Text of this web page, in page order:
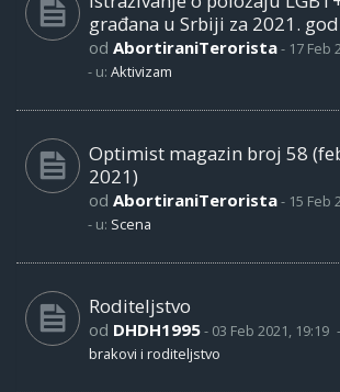
građana u Srbiji za 2021.
od AbortiraniTerorista- 17 Feb
- u: Aktivizam
Optimist magazin broj 58
2021)
od AbortiraniTerorista- 15 Feb
- u: Scena
Roditeljstvo
od DHDH1995- 03 Feb 2021, 19:19
brakovi i roditeljstvo